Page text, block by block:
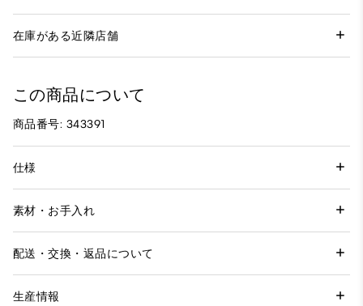
在庫がある近隣店舗
この商品について
商品番号: 343391
仕様
素材・お手入れ
配送・交換・返品について
生産情報